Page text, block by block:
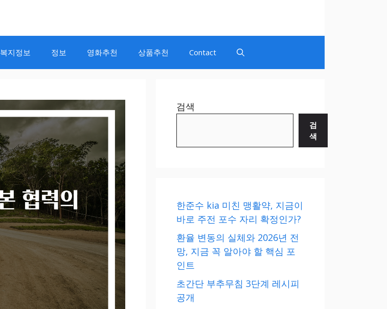
복지정보 정보 영화추천 상품추천 Contact
검색
검
색
한준수 kia 미친 맹활약, 지금이
바로 주전 포수 자리 확정인가?
환율 변동의 실체와 2026년 전
망, 지금 꼭 알아야 할 핵심 포
인트
초간단 부추무침 3단계 레시피
공개